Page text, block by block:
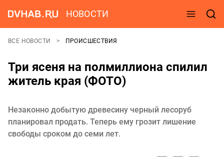
НОВОСТИ
ВСЕ НОВОСТИ ПРОИСШЕСТВИЯ
Три ясеня на полмиллиона спилил
житель края (ФОТО)
Незаконно добытую древесину черный лесоруб
планировал продать. Теперь ему грозит лишение
свободы сроком до семи лет.